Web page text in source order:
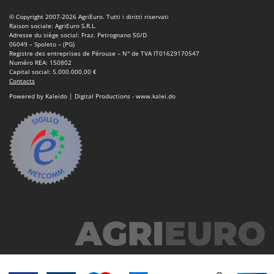
Scies de jardin télescopiques
Sécateurs électriques à batterie
Sécateurs et Échenilloirs manuels
Sécateurs pneumatiques
Semoirs et Épandeurs d'engrais
Socs pour tracteur
Souffleurs aspirateurs pour Feuilles
Soufreuses - Poudreuses à dos
Soufreuses - Poudreuses pour tracteur
Taille-haies à bras pour tracteur
Italyco
ITM
J JOLLY ITALIA
KAAZ
Karcher
Kasco
Kemper
L
© Copyright 2007-2026 AgriEuro. Tutti i diritti riservati
Raison sociale: AgriEuro S.R.L.
Adresse du siège social: Fraz. Petrognano 50/D
06049 – Spoleto – (PG)
Registre des entreprises de Pérouse – N° de TVA IT01629170547
Numéro REA: 150802
Capital social: 5.000.000,00 €
Contacts
Powered by Kaleido | Digital Productions - www.kalei.do